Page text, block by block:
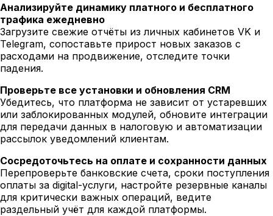
Анализируйте динамику платного и бесплатного
трафика ежедневно
Загрузите свежие отчёты из личных кабинетов VK и
Telegram, сопоставьте прирост новых заказов с
расходами на продвижение, отследите точки
падения.
Проверьте все установки и обновления CRM
Убедитесь, что платформа не зависит от устаревших
или заблокированных модулей, обновите интеграции
для передачи данных в налоговую и автоматизации
рассылок уведомлений клиентам.
Сосредоточьтесь на оплате и сохранности данных
Перепроверьте банковские счета, сроки поступления
оплаты за digital-услуги, настройте резервные каналы
для критически важных операций, ведите
раздельный учёт для каждой платформы.